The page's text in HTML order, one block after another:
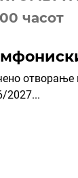
часот
отворање
2027...